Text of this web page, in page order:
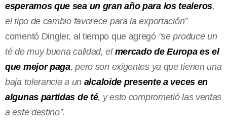
esperamos que sea un gran año para los tealeros,
el tipo de cambio favorece para la exportación”
comentó Dingler, al tiempo que agregó “se produce un
té de muy buena calidad, el mercado de Europa es el
que mejor paga, pero son exigentes ya que tienen una
baja tolerancia a un alcaloide presente a veces en
algunas partidas de té, y esto comprometió las ventas
a este destino”.